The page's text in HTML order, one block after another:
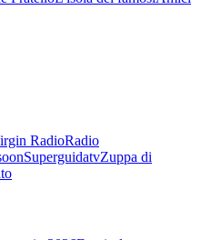
RadioRadio
SuperguidatvZuppa di